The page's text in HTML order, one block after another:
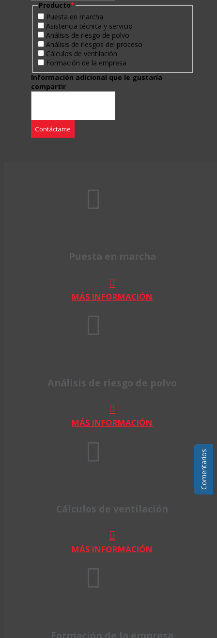
Producto*
Puesta en marcha
Asistencia técnica y servicio
Análisis de riesgo de polvo
Análisis de riesgos del proceso
Cálculos de ventilación
Formación de la empresa
Información adicional que le gustaría
compartir
Puesta en marcha
MÁS INFORMACIÓN
Análisis de riesgo de polvo
MÁS INFORMACIÓN
Cálculos de ventilación
MÁS INFORMACIÓN
Formación de la empresa
Comentarios